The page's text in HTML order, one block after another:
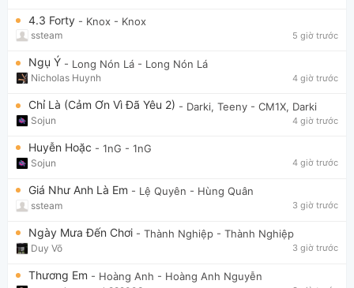
4.3 Forty - Knox - Knox
ssteam 5 giờ trước
Ngụ Ý - Long Nón Lá - Long Nón Lá
Nicholas Huynh 4 giờ trước
Chỉ Là (Cảm Ơn Vì Đã Yêu 2) - Darki, Teeny - CM1X, Darki
Sojun 4 giờ trước
Huyễn Hoặc - 1nG - 1nG
Sojun 4 giờ trước
Giá Như Anh Là Em - Lệ Quyên - Hùng Quân
ssteam 3 giờ trước
Ngày Mưa Đến Chơi - Thành Nghiệp - Thành Nghiệp
Duy Võ 3 giờ trước
Thương Em - Hoàng Anh - Hoàng Anh Nguyễn